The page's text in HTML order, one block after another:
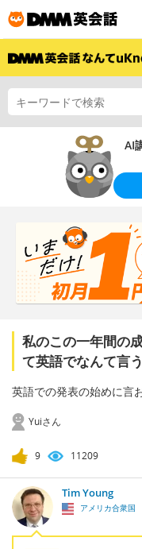
AI
私のこの一年間の
て英語でなんて言
英語での発表の始めに言
Yuiさん
9 11209
Tim Young
アメリカ合衆国